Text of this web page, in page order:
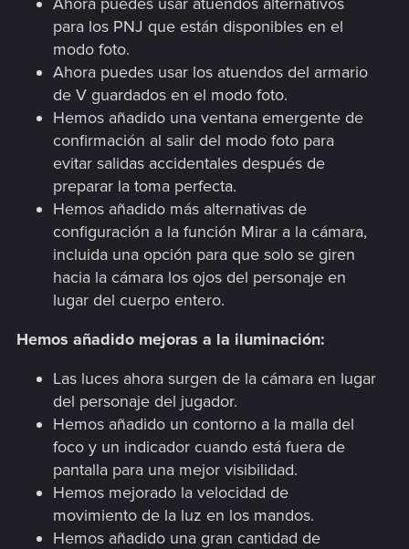
para los PNJ que están disponibles en el
modo foto.
Ahora puedes usar los atuendos del armario
de V guardados en el modo foto.
Hemos añadido una ventana emergente de
confirmación al salir del modo foto para
evitar salidas accidentales después de
preparar la toma perfecta.
Hemos añadido más alternativas de
configuración a la función Mirar a la cámara,
incluida una opción para que solo se giren
hacia la cámara los ojos del personaje en
lugar del cuerpo entero.
Hemos añadido mejoras a la iluminación:
Las luces ahora surgen de la cámara en lugar
del personaje del jugador.
Hemos añadido un contorno a la malla del
foco y un indicador cuando está fuera de
pantalla para una mejor visibilidad.
Hemos mejorado la velocidad de
movimiento de la luz en los mandos.
Hemos añadido una gran cantidad de